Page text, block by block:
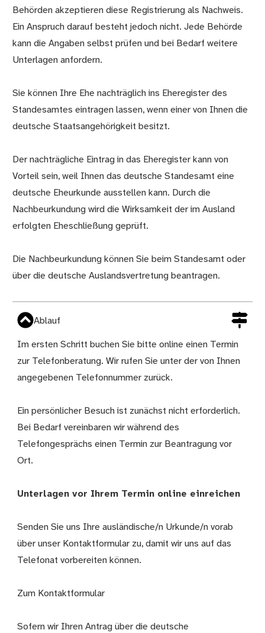
Behörden akzeptieren diese Registrierung als Nachweis.
Ein Anspruch darauf besteht jedoch nicht. Jede Behörde
kann die Angaben selbst prüfen und bei Bedarf weitere
Unterlagen anfordern.
Sie können Ihre Ehe nachträglich ins Eheregister des
Standesamtes eintragen lassen, wenn einer von Ihnen die
deutsche Staatsangehörigkeit besitzt.
Der nachträgliche Eintrag in das Eheregister kann von
Vorteil sein, weil Ihnen das deutsche Standesamt eine
deutsche Eheurkunde ausstellen kann. Durch die
Nachbeurkundung wird die Wirksamkeit der im Ausland
erfolgten Eheschließung geprüft.
Die Nachbeurkundung können Sie beim Standesamt oder
über die deutsche Auslandsvertretung beantragen.
Ablauf
Im ersten Schritt buchen Sie bitte online einen Termin
zur Telefonberatung. Wir rufen Sie unter der von Ihnen
angegebenen Telefonnummer zurück.
Ein persönlicher Besuch ist zunächst nicht erforderlich.
Bei Bedarf vereinbaren wir während des
Telefongesprächs einen Termin zur Beantragung vor
Ort.
Unterlagen vor Ihrem Termin online einreichen
Senden Sie uns Ihre ausländische/n Urkunde/n vorab
über unser Kontaktformular zu, damit wir uns auf das
Telefonat vorbereiten können.
Zum Kontaktformular
Sofern wir Ihren Antrag über die deutsche